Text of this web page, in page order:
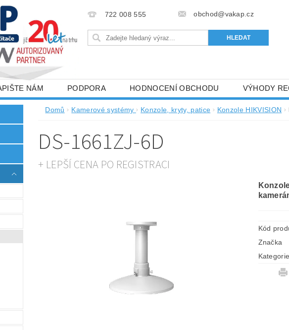
722 008 555 obchod@vakap.cz
NÁM PODPORA HODNOCENÍ OBCHODU VÝHODY
Domů Kamerové systémy Konzole, kryty, patice Konzole HIKVISION
DS-1661ZJ-6D
+ LEPŠÍ CENA PO REGISTRACI
Kód
Značka
Kategorie